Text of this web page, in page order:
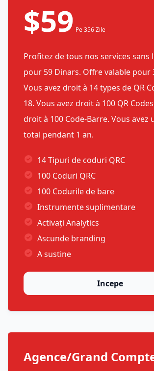
$59 Pe 356 Zile
Profitez de tous nos services sans
pour 59 Dinars. Offre valable pour
Vous avez droit à 14 types de QR
18. Vous avez droit à 100 QR
droit à 100 Code-Barre. Vous avez
total pendant 1 an.
14 Tipuri de coduri QRC
100 Coduri QRC
100 Codurile de bare
Instrumente suplimentare
Activați Analytics
Ascunde branding
A sustine
Incepe
Agence/Grand